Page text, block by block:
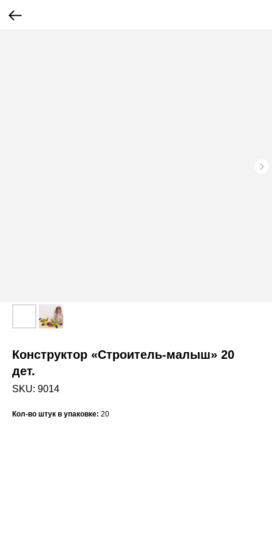
Конструктор «Строитель-малыш» 20
дет.
SKU: 9014
Кол-во штук в упаковке: 20